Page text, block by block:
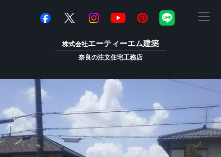
株式会社エーティーエム建築
奈良の注文住宅工務店